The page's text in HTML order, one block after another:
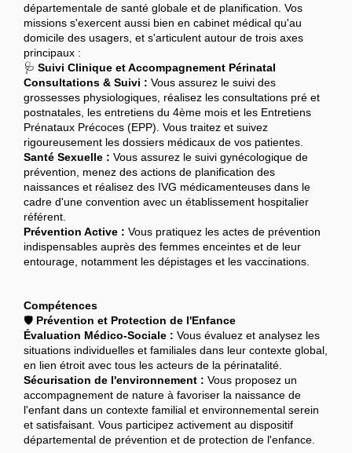
départementale de santé globale et de planification. Vos
missions s'exercent aussi bien en cabinet médical qu'au
domicile des usagers, et s'articulent autour de trois axes
principaux :
🩺 Suivi Clinique et Accompagnement Périnatal
Consultations & Suivi : Vous assurez le suivi des
grossesses physiologiques, réalisez les consultations pré et
postnatales, les entretiens du 4ème mois et les Entretiens
Prénataux Précoces (EPP). Vous traitez et suivez
rigoureusement les dossiers médicaux de vos patientes.
Santé Sexuelle : Vous assurez le suivi gynécologique de
prévention, menez des actions de planification des
naissances et réalisez des IVG médicamenteuses dans le
cadre d'une convention avec un établissement hospitalier
référent.
Prévention Active : Vous pratiquez les actes de prévention
indispensables auprès des femmes enceintes et de leur
entourage, notamment les dépistages et les vaccinations.
Compétences
🛡️ Prévention et Protection de l'Enfance
Évaluation Médico-Sociale : Vous évaluez et analysez les
situations individuelles et familiales dans leur contexte global,
en lien étroit avec tous les acteurs de la périnatalité.
Sécurisation de l'environnement : Vous proposez un
accompagnement de nature à favoriser la naissance de
l'enfant dans un contexte familial et environnemental serein
et satisfaisant. Vous participez activement au dispositif
départemental de prévention et de protection de l'enfance.